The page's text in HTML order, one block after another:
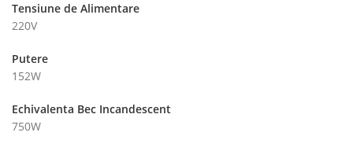
Tensiune de Alimentare
220V
Putere
152W
Echivalenta Bec Incandescent
750W